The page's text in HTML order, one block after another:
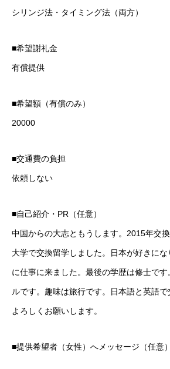
シリンジ法・タイミング法（両方）
■希望謝礼金
有償提供
■希望額（有償のみ）
20000
■交通費の負担
依頼しない
■自己紹介・PR（任意）
中国からの大志ともうします。2015年交
大学で交換留学しました。日本が好きに
に仕事に来ました。最後の学歴は修士で
ルです。趣味は旅行です。日本語と英語で
よろしくお願いします。
■提供希望者（女性）へメッセージ（任意）